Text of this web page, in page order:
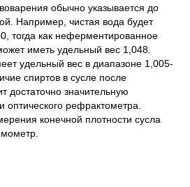
обычно указывается до
Например, чистая вода будет
тогда как неферментированное
иметь удельный вес 1,048.
удельный вес в диапазоне 1,005-
спиртов в сусле после
достаточно значительную
оптического рефрактометра.
конечной плотности сусла